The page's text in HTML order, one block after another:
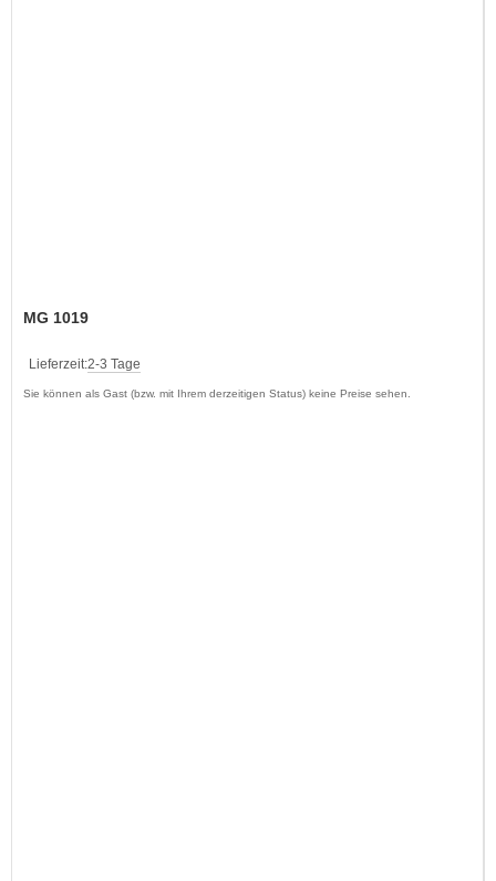
MG 1019
Lieferzeit:2-3 Tage
Sie können als Gast (bzw. mit Ihrem derzeitigen Status) keine Preise sehen.